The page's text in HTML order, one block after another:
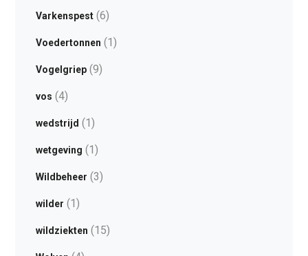
Varkenspest(6)
Voedertonnen (1)
Vogelgriep(9)
vos (4)
wedstrijd (1)
wetgeving (1)
Wildbeheer (3)
wilder (1)
wildziekten (15)